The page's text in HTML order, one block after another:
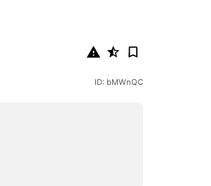
ID: bMWnQC